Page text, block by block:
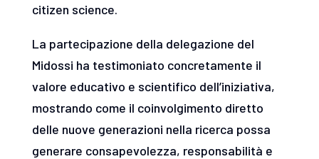
citizen science.
La partecipazione della delegazione del
Midossi ha testimoniato concretamente il
valore educativo e scientifico dell’iniziativa,
mostrando come il coinvolgimento diretto
delle nuove generazioni nella ricerca possa
generare consapevolezza, responsabilità e